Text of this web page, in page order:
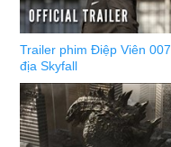
Trailer phim Điệp Viên
địa Skyfall